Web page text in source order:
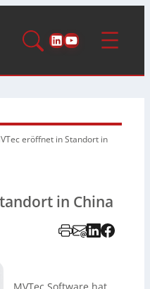
LinkedIn
YouTube
eröffnet in Standort in
in China